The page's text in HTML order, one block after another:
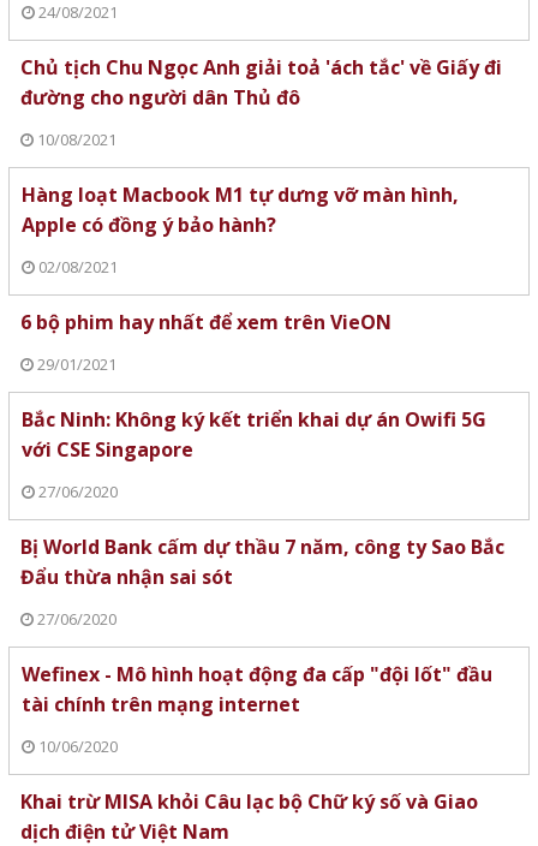
24/08/2021
Chủ tịch Chu Ngọc Anh giải toả 'ách tắc' về Giấy đi
đường cho người dân Thủ đô
10/08/2021
Hàng loạt Macbook M1 tự dưng vỡ màn hình,
Apple có đồng ý bảo hành?
02/08/2021
6 bộ phim hay nhất để xem trên VieON
29/01/2021
Bắc Ninh: Không ký kết triển khai dự án Owifi 5G
với CSE Singapore
27/06/2020
Bị World Bank cấm dự thầu 7 năm, công ty Sao Bắc
Đẩu thừa nhận sai sót
27/06/2020
Wefinex - Mô hình hoạt động đa cấp "đội lốt" đầu
tài chính trên mạng internet
10/06/2020
Khai trừ MISA khỏi Câu lạc bộ Chữ ký số và Giao
dịch điện tử Việt Nam